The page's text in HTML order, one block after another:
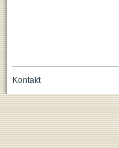
Kontakt